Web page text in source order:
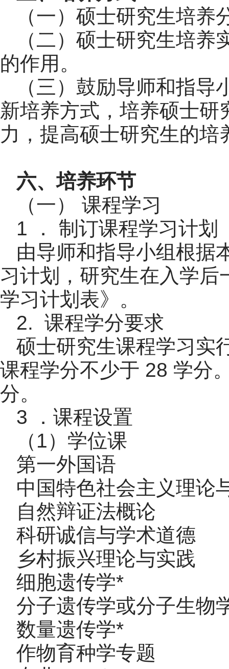
（一）硕士研究生培
（二）硕士研究生培
的作用。
（三）鼓励导师和指
新培养方式，培养硕士
力，提高硕士研究生的培
六、培养环节
（一） 课程学习
1 ． 制订课程学习计划
由导师和指导小组根据
习计划，研究生在入学后
学习计划表》。
2. 课程学分要求
硕士研究生课程学习实
课程学分不少于 28 学分
分。
3 ．课程设置
（1）学位课
第一外国语
中国特色社会主义理
自然辩证法概论
科研诚信与学术
乡村振兴理论与
细胞遗传学*
分子遗传学或分子
数量遗传学*
作物育种学专题